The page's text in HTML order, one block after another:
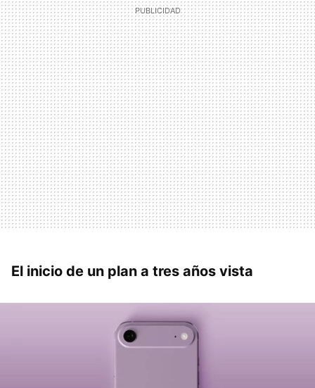
El inicio de un plan a tres años vista